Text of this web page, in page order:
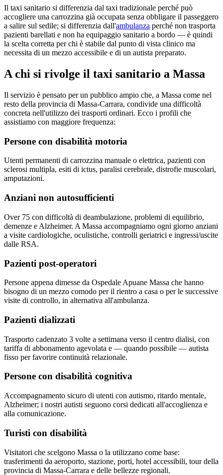
Il taxi sanitario si differenzia dal taxi tradizionale perché può
accogliere una carrozzina già occupata senza obbligare il passeggero
a salire sul sedile; si differenzia dall'ambulanza perché non trasporta
pazienti barellati e non ha equipaggio sanitario a bordo — è quindi
la scelta corretta per chi è stabile dal punto di vista clinico ma
necessita di un mezzo accessibile e di un autista preparato.
A chi si rivolge il taxi sanitario a Massa
Il servizio è pensato per un pubblico ampio che, a Massa come nel
resto della provincia di Massa-Carrara, condivide una difficoltà
concreta nell'utilizzo dei trasporti ordinari. Ecco i profili che
assistiamo con maggiore frequenza:
Persone con disabilità motoria
Utenti permanenti di carrozzina manuale o elettrica, pazienti con
sclerosi multipla, esiti di ictus, paralisi cerebrale, distrofie muscolari,
amputazioni.
Anziani non autosufficienti
Over 75 con difficoltà di deambulazione, problemi di equilibrio,
demenze e Alzheimer. A Massa accompagniamo ogni giorno anziani
a visite cardiologiche, oculistiche, controlli geriatrici e ingressi/uscite
dalle RSA.
Pazienti post-operatori
Persone appena dimesse da Ospedale Apuane Massa che hanno
bisogno di un mezzo comodo per il rientro a casa o per le successive
visite di controllo, in alternativa all'ambulanza.
Pazienti dializzati
Trasporto cadenzato 3 volte a settimana verso il centro dialisi, con
tariffa di abbonamento agevolata e — quando possibile — autista
fisso per favorire continuità relazionale.
Persone con disabilità cognitiva
Accompagnamento sicuro di utenti con autismo, ritardo mentale,
Alzheimer; i nostri autisti seguono corsi dedicati all'accoglienza e
alla comunicazione.
Turisti con disabilità
Visitatori che scelgono Massa o la utilizzano come base:
trasferimenti da aeroporto, stazione, porti, hotel accessibili, tour della
provincia di Massa-Carrara e delle bellezze regionali.